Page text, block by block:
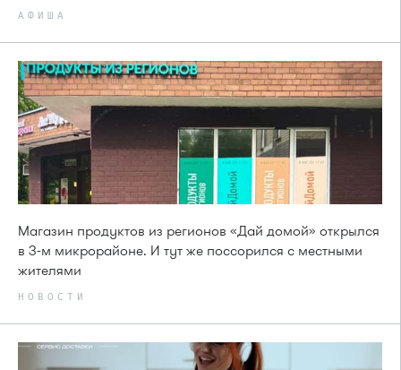
АФИША
Магазин продуктов из регионов «Дай домой» открылся
в 3-м микрорайоне. И тут же поссорился с местными
жителями
НОВОСТИ